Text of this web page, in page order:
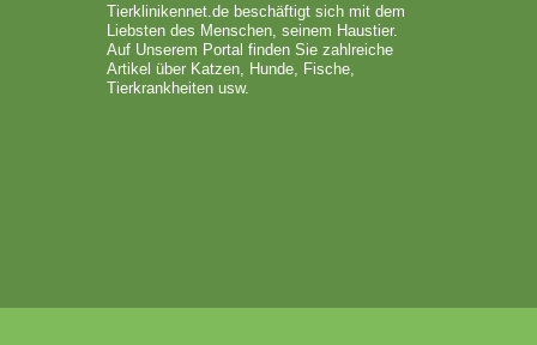
Tierklinikennet.de beschäftigt sich mit dem
Liebsten des Menschen, seinem Haustier.
Auf Unserem Portal finden Sie zahlreiche
Artikel über Katzen, Hunde, Fische,
Tierkrankheiten usw.